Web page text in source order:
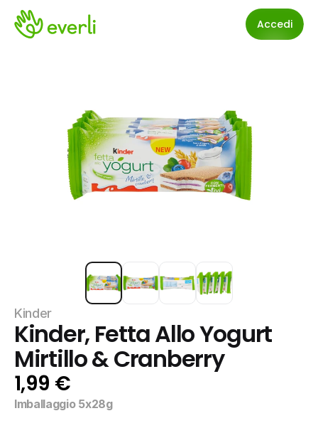
Accedi
Kinder
Kinder, Fetta Allo Yogurt
Mirtillo & Cranberry
1,99 €
Imballaggio 5x28g